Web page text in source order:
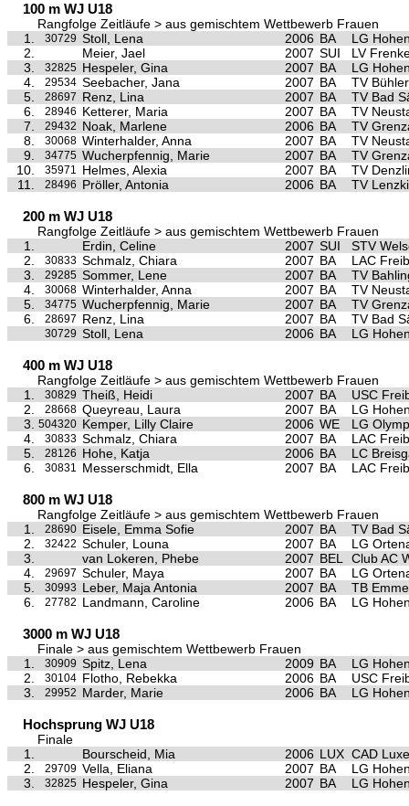
100 m WJ U18
Rangfolge Zeitläufe > aus gemischtem Wettbewerb Frauen
1.
30729 Stoll, Lena 2006 BA
LG
2.
Meier, Jael 2007 SUI
LV
3.
32825 Hespeler, Gina 2007 BA
LG
4.
29534 Seebacher, Jana 2007 BA
TV
5.
28697 Renz, Lina 2007 BA
TV Bad
6.
28946 Ketterer, Maria 2007 BA
TV
7.
29432 Noak, Marlene 2006 BA
TV
8.
30068 Winterhalder, Anna 2007 BA
TV
9.
34775 Wucherpfennig, Marie 2007 BA
TV
10.
35971 Helmes, Alexia 2007 BA
TV
11.
28496 Pröller, Antonia 2006 BA TV
200 m WJ U18
Rangfolge Zeitläufe > aus gemischtem Wettbewerb Frauen
1.
Erdin, Celine 2007 SUI
STV
2.
30833 Schmalz, Chiara 2007 BA
LAC
3.
29285 Sommer, Lene 2007 BA
TV
4.
30068 Winterhalder, Anna 2007 BA
TV
5.
34775 Wucherpfennig, Marie 2007 BA
TV
6.
28697 Renz, Lina 2007 BA TV Bad
30729 Stoll, Lena 2006 BA LG
400 m WJ U18
Rangfolge Zeitläufe > aus gemischtem Wettbewerb Frauen
1.
30829 Theiß, Heidi 2007 BA
USC
2.
28668 Queyreau, Laura 2007 BA
LG
3.
504320 Kemper, Lilly Claire 2006 WE
LG
4.
30833 Schmalz, Chiara 2007 BA
LAC
5.
28126 Hohe, Katja 2006 BA
LC
6.
30831 Messerschmidt, Ella 2007 BA LAC
800 m WJ U18
Rangfolge Zeitläufe > aus gemischtem Wettbewerb Frauen
1.
28690 Eisele, Emma Sofie 2007 BA
TV Bad
2.
32422 Schuler, Louna 2007 BA
LG
3.
van Lokeren, Phebe 2007 BEL
Club AC
4.
29697 Schuler, Maya 2007 BA
LG
5.
30993 Leber, Maja Antonia 2007 BA
TB
6.
27782 Landmann, Caroline 2006 BA LG
3000 m WJ U18
Finale > aus gemischtem Wettbewerb Frauen
1.
30909 Spitz, Lena 2009 BA
LG
2.
30104 Flotho, Rebekka 2006 BA
USC
3.
29952 Marder, Marie 2006 BA LG
Hochsprung WJ U18
Finale
1.
Bourscheid, Mia 2006 LUX CAD
2.
29709 Vella, Eliana 2007 BA
LG
3.
32825 Hespeler, Gina 2007 BA LG